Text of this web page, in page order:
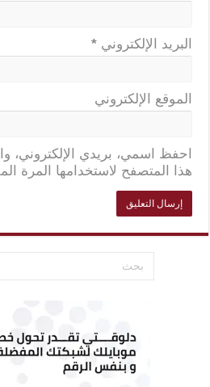
البريد الإلكتروني *
الموقع الإلكتروني
احفظ اسمي، بريدي الإلكتروني،
هذا المتصفح لاستخدامها المرة